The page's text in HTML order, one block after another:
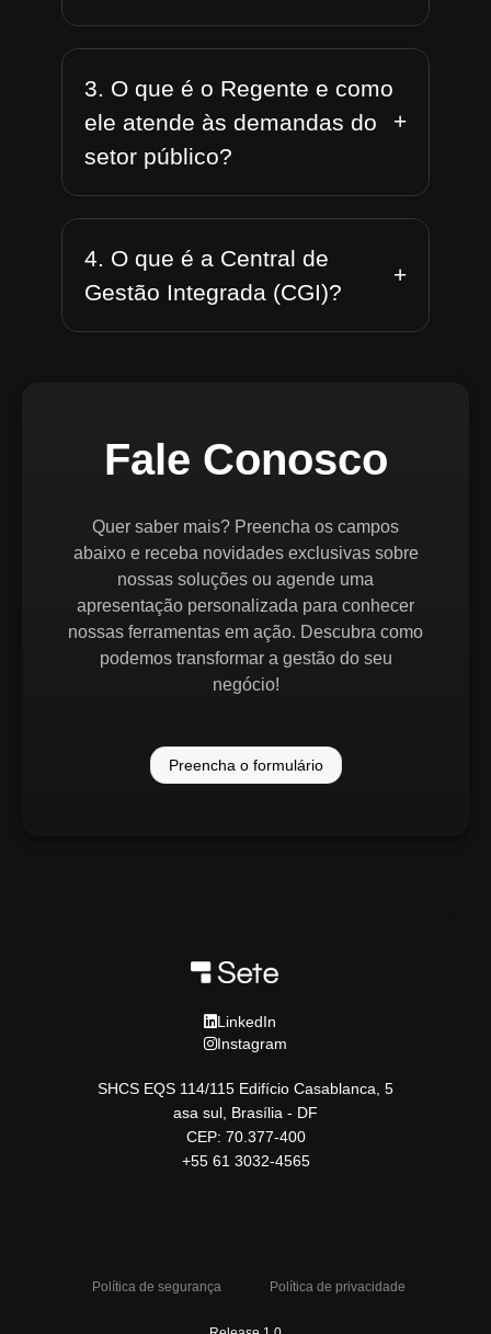
3. O que é o Regente e como
ele atende às demandas do
setor público?
+
4. O que é a Central de
Gestão Integrada (CGI)?
+
Fale Conosco
Quer saber mais? Preencha os campos
abaixo e receba novidades exclusivas sobre
nossas soluções ou agende uma
apresentação personalizada para conhecer
nossas ferramentas em ação. Descubra como
podemos transformar a gestão do seu
negócio!
Preencha o formulário
LinkedIn
Instagram
SHCS EQS 114/115 Edifício Casablanca, 5
asa sul, Brasília - DF
CEP: 70.377-400
+55 61 3032-4565
Política de segurança Política de privacidade